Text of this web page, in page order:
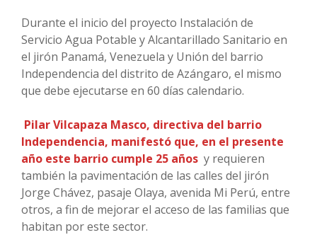
Durante el inicio del proyecto Instalación de
Servicio Agua Potable y Alcantarillado Sanitario en
el jirón Panamá, Venezuela y Unión del barrio
Independencia del distrito de Azángaro, el mismo
que debe ejecutarse en 60 días calendario.
Pilar Vilcapaza Masco, directiva del barrio
Independencia, manifestó que, en el presente
año este barrio cumple 25 años y requieren
también la pavimentación de las calles del jirón
Jorge Chávez, pasaje Olaya, avenida Mi Perú, entre
otros, a fin de mejorar el acceso de las familias que
habitan por este sector.